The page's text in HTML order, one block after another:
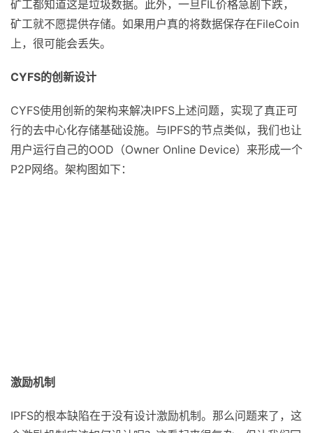
呢？因此，尽管FileCoin声称存储了大量数据，但几乎所有
矿工都知道这是垃圾数据。此外，一旦FIL价格急剧下跌，
矿工就不愿提供存储。如果用户真的将数据保存在FileCoin
CYFS使用创新的架构来解决IPFS上述问题，实现了真正可
行的去中心化存储基础设施。与IPFS的节点类似，我们也让
用户运行自己的OOD（Owner Online Device）来形成一个